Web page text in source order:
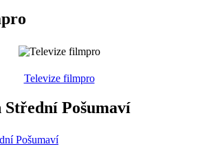
Televize filmpro
Pošumaví